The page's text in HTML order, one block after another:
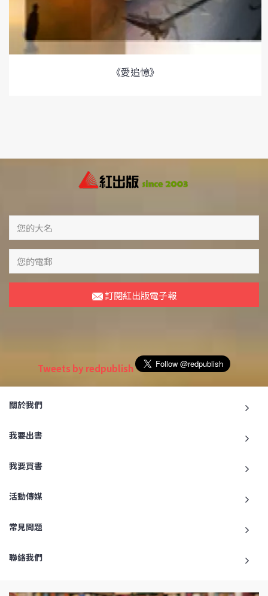
《愛追憶》
訂閱紅出版電子報
Tweets by redpublish
關於我們
我要出書
我要買書
活動傳媒
常見問題
聯絡我們